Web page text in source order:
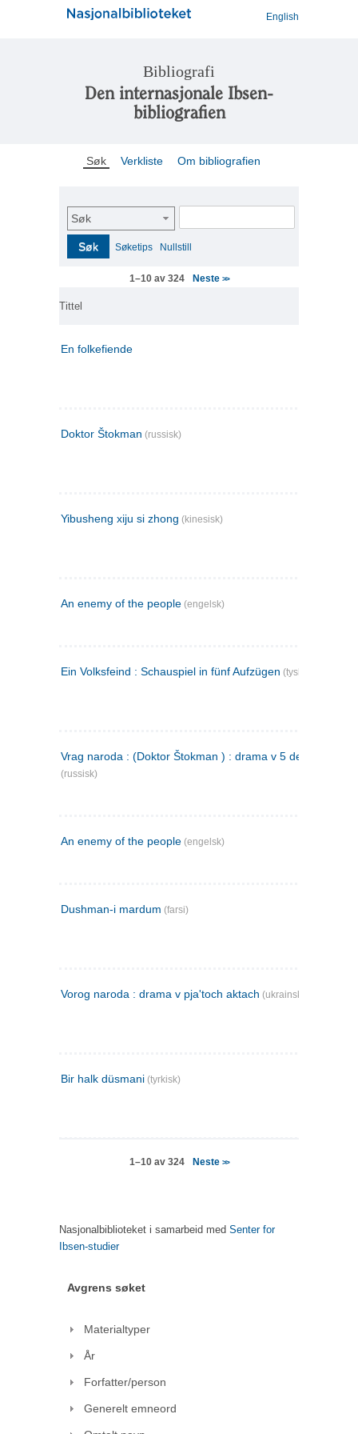
English
Bibliografi
Den internasjonale Ibsen-
bibliografien
Søk Verkliste Om bibliografien
Søk
Søk Søketips Nullstill
1–10 av 324 Neste >>
Tittel
En folkefiende
Doktor Štokman (russisk)
Yibusheng xiju si zhong (kinesisk)
An enemy of the people (engelsk)
Ein Volksfeind : Schauspiel in fünf Aufzügen (tysk)
Vrag naroda : (Doktor Štokman ) : drama v 5 dejstvijach
(russisk)
An enemy of the people (engelsk)
Dushman-i mardum (farsi)
Vorog naroda : drama v pja'toch aktach (ukrainsk)
Bir halk düsmani (tyrkisk)
1–10 av 324 Neste >>
Nasjonalbiblioteket i samarbeid med Senter for
Ibsen-studier
Avgrens søket
Materialtyper
År
Forfatter/person
Generelt emneord